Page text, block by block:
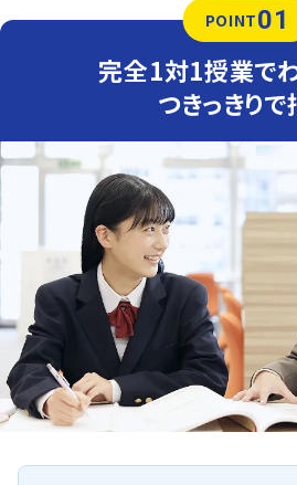
英語（教科書：東京書籍）
教科書・ワークからの出題が多
ムは単に暗記するだけでなく、教
えるよう指導しています。
①定期テスト対策コース
②県立高校入試対策コース
郡山第二中学校
郡山駅付近にある部活動も盛ん
学校の授業でサポートしきれな
ォローしていきます。
定期テストはもちろんのこと、実
向けてもサポートします。
郡山第三中学校・郡山第
郡山駅から少し離れていますが
高校入試に向けた内申点確保の
POINT01
完全1対1授業で
つきっきり